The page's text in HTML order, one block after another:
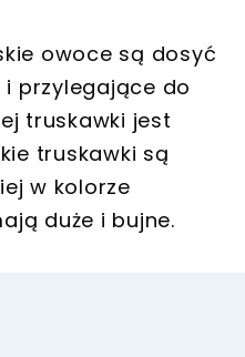
owoce są dosyć
i przylegające do
truskawki jest
truskawki są
w kolorze
duże i bujne.